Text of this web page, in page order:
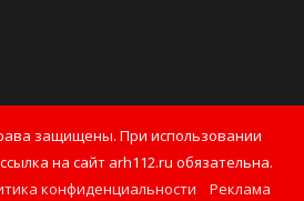
защищены. При использовании
на сайт arh112.ru обязательна.
конфиденциальности Реклама